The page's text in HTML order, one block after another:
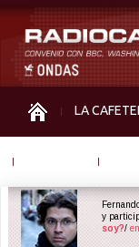
LA
y
soy?/